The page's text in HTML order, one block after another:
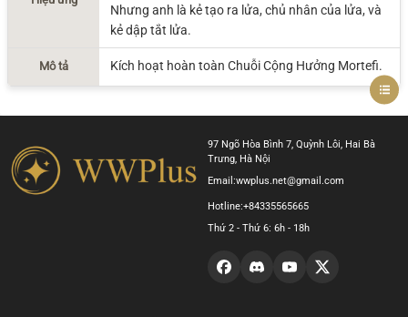
Nhưng anh là kẻ tạo ra lửa, chủ nhân của lửa, và
kẻ dập tắt lửa.
Mô tả Kích hoạt hoàn toàn Chuỗi Cộng Hưởng Mortefi.
97 Ngõ Hòa Bình 7, Quỳnh Lôi, Hai Bà
Trưng, Hà Nội
Email:wwplus.net@gmail.com
Hotline:+84335565665
Thứ 2 - Thứ 6: 6h - 18h